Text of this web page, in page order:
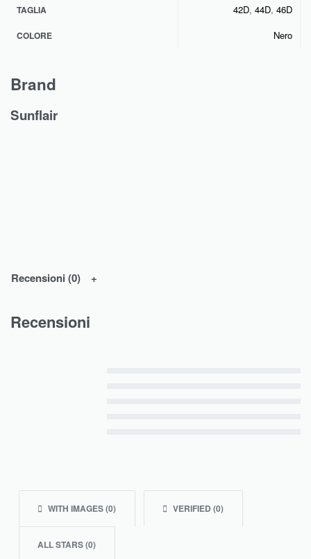
TAGLIA 42D, 44D, 46D
COLORE Nero
Brand
Sunflair
Recensioni (0)
Recensioni
WITH IMAGES (0) VERIFIED (0)
ALL STARS (0)